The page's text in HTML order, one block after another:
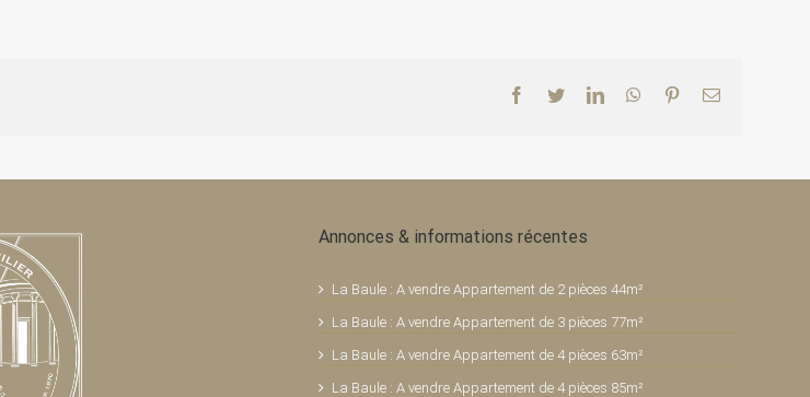
Facebook
TwitterLinkedInWhatsApp
PinterestEmail
Annonces & informations récentes
La Baule : A vendre Appartement de 2 pièces 44m²
La Baule : A vendre Appartement de 3 pièces 77m²
La Baule : A vendre Appartement de 4 pièces 63m²
La Baule : A vendre Appartement de 4 pièces 85m²